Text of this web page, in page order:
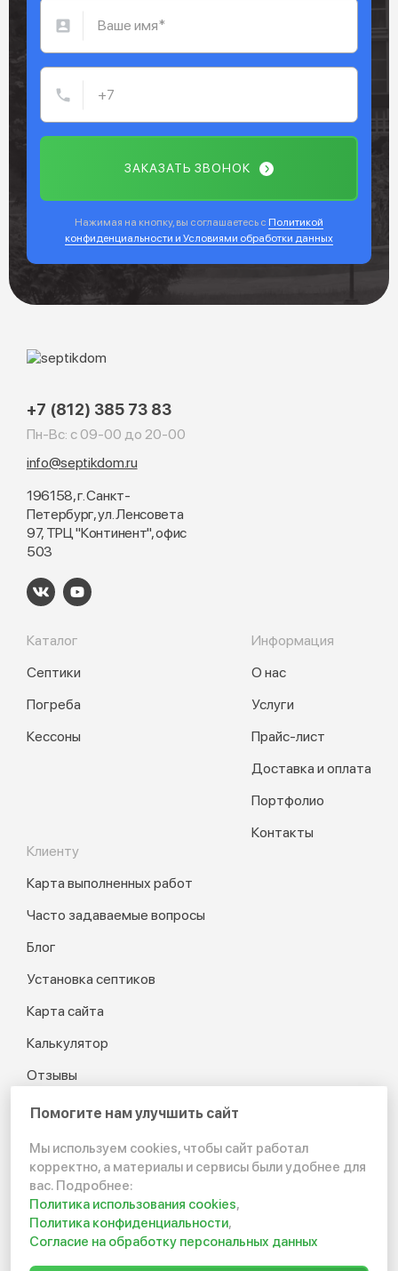
ЗАКАЗАТЬ ЗВОНОК
Нажимая на кнопку, вы соглашаетесь с Политикой
конфиденциальности и Условиями обработки данных
+7 (812) 385 73 83
Пн-Вс: с 09-00 до 20-00
info@septikdom.ru
196158, г. Санкт-
Петербург, ул. Ленсовета
97, ТРЦ "Континент", офис
503
Каталог
Септики
Погреба
Кессоны
Информация
О нас
Услуги
Прайс-лист
Доставка и оплата
Портфолио
Контакты
Клиенту
Карта выполненных работ
Часто задаваемые вопросы
Блог
Установка септиков
Карта сайта
Калькулятор
Отзывы
© 2012-2026 Канализация
в частном доме и на даче
Политика конфиденциальности
Помогите нам улучшить сайт
Мы используем cookies, чтобы сайт работал
корректно, а материалы и сервисы были удобнее для
вас. Подробнее:
Политика использования cookies,
Политика конфиденциальности,
Согласие на обработку персональных данных